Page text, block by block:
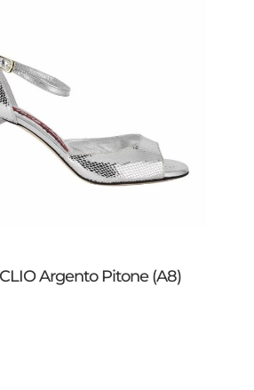
Argento Pitone (A8)